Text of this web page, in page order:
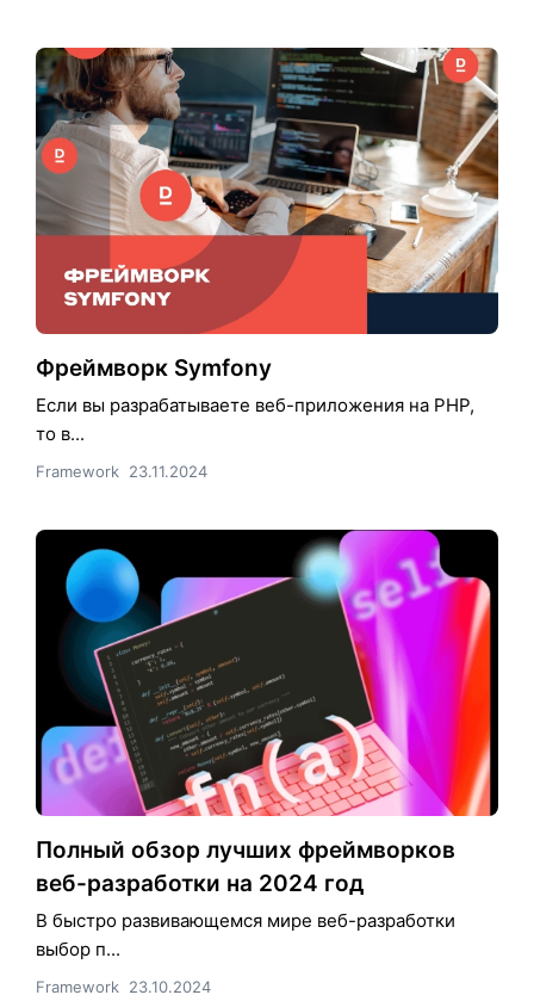
Фреймворк Symfony
Если вы разрабатываете веб-приложения на PHP,
то в...
Framework 23.11.2024
Полный обзор лучших фреймворков
веб-разработки на 2024 год
В быстро развивающемся мире веб-разработки
выбор п...
Framework 23.10.2024